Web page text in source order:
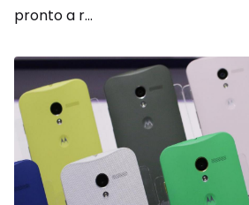
pronto a r...